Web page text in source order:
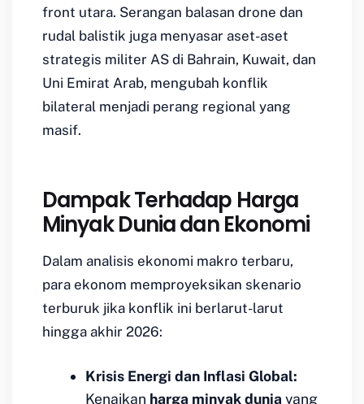
front utara. Serangan balasan drone dan
rudal balistik juga menyasar aset-aset
strategis militer AS di Bahrain, Kuwait, dan
Uni Emirat Arab, mengubah konflik
bilateral menjadi perang regional yang
masif.
Dampak Terhadap Harga
Minyak Dunia dan Ekonomi
Dalam analisis ekonomi makro terbaru,
para ekonom memproyeksikan skenario
terburuk jika konflik ini berlarut-larut
hingga akhir 2026:
Krisis Energi dan Inflasi Global:
Kenaikan harga minyak dunia yang